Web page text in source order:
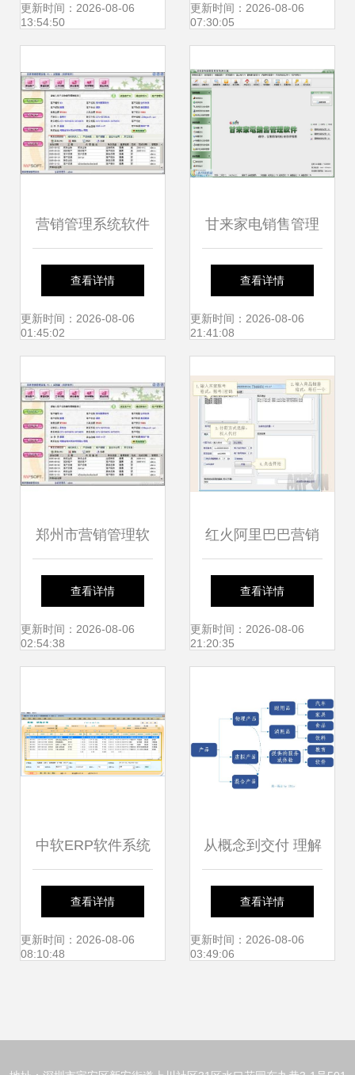
动加工全攻略
更新时间：2026-08-06
13:54:50
要点
更新时间：2026-08-06
07:30:05
营销管理系统软件
开发 驱动企业增长
的智能引擎
查看详情
更新时间：2026-08-06
01:45:02
甘来家电销售管理
软件 界面预览与销
售优势解析
查看详情
更新时间：2026-08-06
21:41:08
郑州市营销管理软
件 批发、供应与厂
家销售全解析
查看详情
更新时间：2026-08-06
02:54:38
红火阿里巴巴营销
软件v2.66正式版
FTP工具与ARP下
查看详情
更新时间：2026-08-06
21:20:35
中软ERP软件系统
引领包装机械行业
迈向智慧工厂的探
查看详情
更新时间：2026-08-06
08:10:48
从概念到交付 理解
产品、产品管理与
产品经理职责
查看详情
更新时间：2026-08-06
03:49:06